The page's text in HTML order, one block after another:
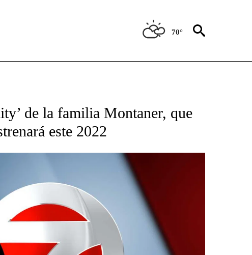
70°
NOTIFICATIONS ABOUT NEW PAGES ON "CNN - SPANISH".
de la familia Montaner, que
este 2022